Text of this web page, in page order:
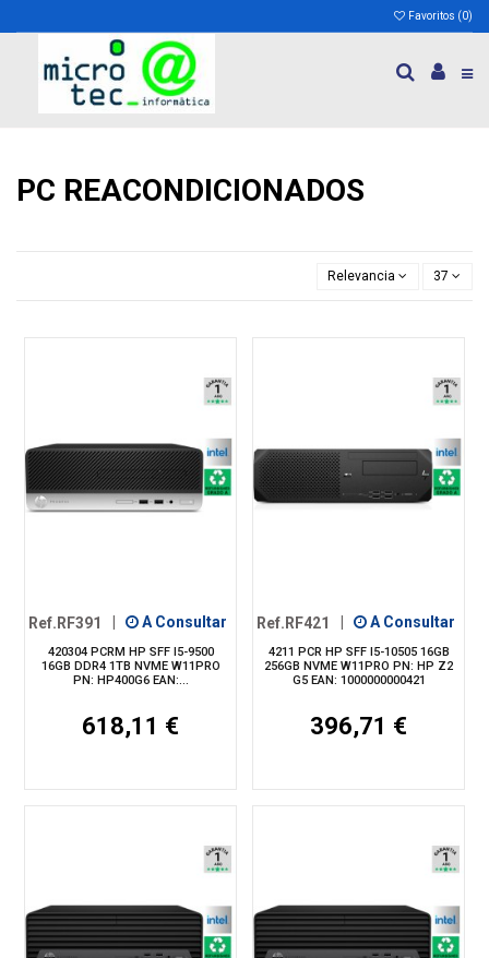
Favoritos (0)
PC REACONDICIONADOS
Relevancia 37
Ref.RF391 A Consultar
420304 PCRM HP SFF I5-9500
16GB DDR4 1TB NVME W11PRO
PN: HP400G6 EAN:...
618,11 €
Ref.RF421 A Consultar
4211 PCR HP SFF I5-10505 16GB
256GB NVME W11PRO PN: HP Z2
G5 EAN: 1000000000421
396,71 €